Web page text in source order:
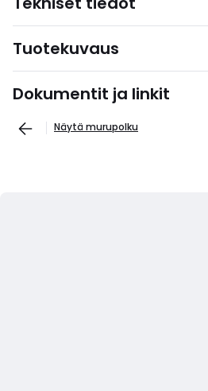
Tuotekuvaus
Dokumentit ja linkit
Näytä murupolku